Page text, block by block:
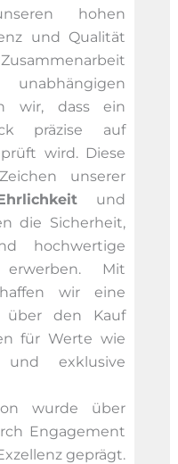
hohen
und Qualität
wir, dass ein
präzise auf
wird. Diese
unserer
und
die Sicherheit,
hochwertige
Mit
wir eine
über den Kauf
für Werte wie
und exklusive
wurde über
Engagement
geprägt.